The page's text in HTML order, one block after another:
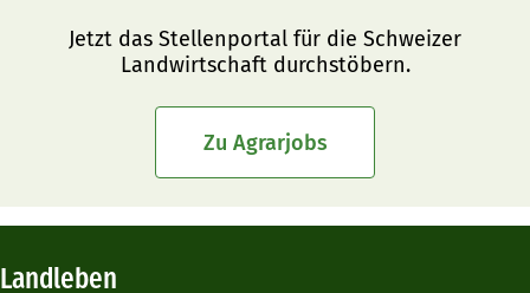
Jetzt das Stellenportal für die Schweizer
Landwirtschaft durchstöbern.
Zu Agrarjobs
Landleben